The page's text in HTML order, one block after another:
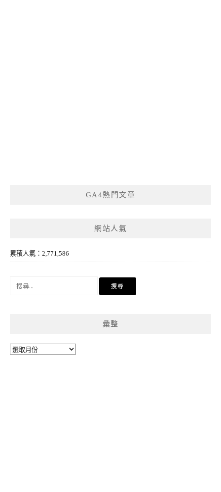
GA4熱門文章
網站人氣
累積人氣：2,771,586
彙整
彙